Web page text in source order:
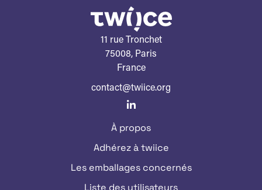
11 rue Tronchet
75008, Paris
France
contact@twiice.org
À propos
Adhérez à twiice
Les emballages concernés
Liste des utilisateurs